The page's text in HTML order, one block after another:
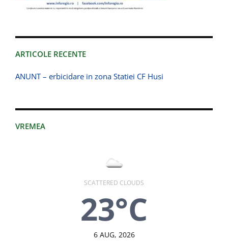
ARTICOLE RECENTE
ANUNT – erbicidare in zona Statiei CF Husi
VREMEA
SCATTERED CLOUDS
23°C
6 AUG, 2026